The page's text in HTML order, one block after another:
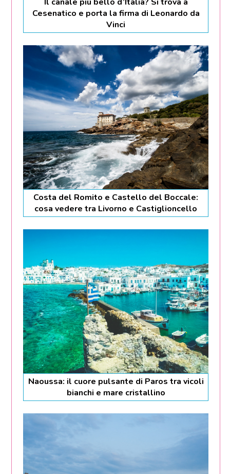
Cesenatico e porta la firma di Leonardo da
Vinci
Costa del Romito e Castello del Boccale:
cosa vedere tra Livorno e Castiglioncello
Naoussa: il cuore pulsante di Paros tra vicoli
bianchi e mare cristallino